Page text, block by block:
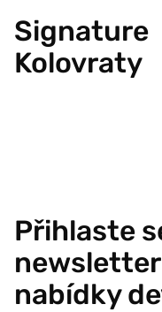
Signature
Kolovraty
Přihlaste
nabídky